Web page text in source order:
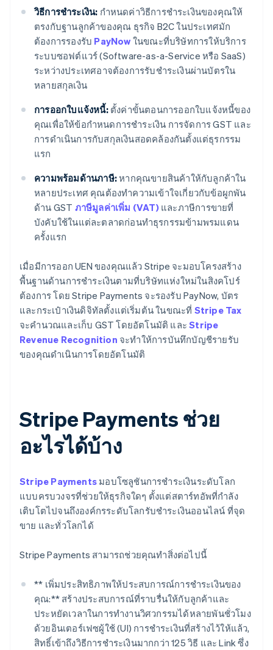
วิธีการชำระเงิน: กำหนดค่าวิธีการชำระเงินของคุณให้
ตรงกับฐานลูกค้าของคุณ ธุรกิจ B2C ในประเทศมัก
ต้องการรองรับ PayNow ในขณะที่บริษัทการให้บริการ
ระบบซอฟต์แวร์ (Software-as-a-Service หรือ SaaS)
ระหว่างประเทศอาจต้องการรับชำระเงินผ่านบัตรใน
หลายสกุลเงิน
การออกใบแจ้งหนี้:ตั้งค่าขั้นตอนการออกใบแจ้งหนี้ของ
คุณเพื่อให้ข้อกำหนดการชำระเงิน การจัดการ GST และ
การดำเนินการกับสกุลเงินสอดคล้องกันตั้งแต่ธุรกรรม
แรก
ความพร้อมด้านภาษี:หากคุณขายสินค้าให้กับลูกค้าใน
หลายประเทศ คุณต้องทำความเข้าใจเกี่ยวกับข้อผูกพัน
ด้าน GST ภาษีมูลค่าเพิ่ม (VAT)และภาษีการขายที่
บังคับใช้ในแต่ละตลาดก่อนทำธุรกรรมข้ามพรมแดน
ครั้งแรก
เมื่อมีการออก UEN ของคุณแล้ว Stripe จะมอบโครงสร้าง
พื้นฐานด้านการชำระเงินตามที่บริษัทแห่งใหม่ในสิงคโปร์
ต้องการ โดย Stripe Payments จะรองรับ PayNow, บัตร
และกระเป๋าเงินดิจิทัลตั้งแต่เริ่มต้น ในขณะที่ Stripe Tax
จะคำนวณและเก็บ GST โดยอัตโนมัติ และStripe
Revenue Recognition จะทำให้การบันทึกบัญชีรายรับ
ของคุณดำเนินการโดยอัตโนมัติ
Stripe Payments ช่วย
อะไรได้บ้าง
Stripe Payments มอบโซลูชันการชำระเงินระดับโลก
แบบครบวงจรที่ช่วยให้ธุรกิจใดๆ ตั้งแต่สตาร์ทอัพที่กำลัง
เติบโตไปจนถึงองค์กรระดับโลกรับชำระเงินออนไลน์ ที่จุด
ขาย และทั่วโลกได้
Stripe Payments สามารถช่วยคุณทำสิ่งต่อไปนี้
** เพิ่มประสิทธิภาพให้ประสบการณ์การชำระเงินของ
คุณ:** สร้างประสบการณ์ที่ราบรื่นให้กับลูกค้าและ
ประหยัดเวลาในการทำงานวิศวกรรมได้หลายพันชั่วโมง
ด้วยอินเตอร์เฟซผู้ใช้ (UI) การชำระเงินที่สร้างไว้ให้แล้ว,
สิทธิ์เข้าถึงวิธีการชำระเงินมากกว่า 125 วิธี และ Link ซึ่ง